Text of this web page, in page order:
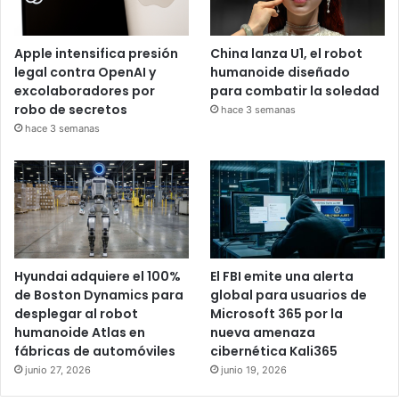
Apple intensifica presión
legal contra OpenAI y
excolaboradores por
robo de secretos
hace 3 semanas
China lanza U1, el robot
humanoide diseñado
para combatir la soledad
hace 3 semanas
Hyundai adquiere el 100%
de Boston Dynamics para
desplegar al robot
humanoide Atlas en
fábricas de automóviles
junio 27, 2026
El FBI emite una alerta
global para usuarios de
Microsoft 365 por la
nueva amenaza
cibernética Kali365
junio 19, 2026